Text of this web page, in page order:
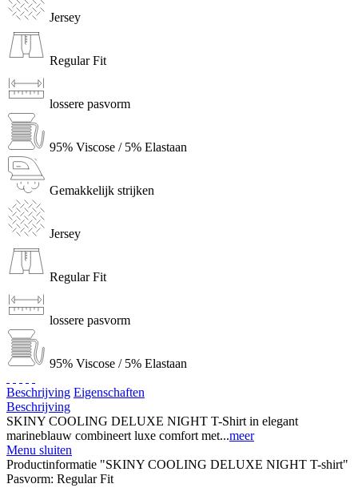
Jersey
Regular Fit
lossere pasvorm
95% Viscose / 5% Elastaan
Gemakkelijk strijken
Jersey
Regular Fit
lossere pasvorm
95% Viscose / 5% Elastaan
Beschrijving Eigenschaften
Beschrijving
SKINY COOLING DELUXE NIGHT T-Shirt in elegant
marineblauw combineert luxe comfort met...meer
Menu sluiten
Productinformatie "SKINY COOLING DELUXE NIGHT T-shirt"
Pasvorm: Regular Fit